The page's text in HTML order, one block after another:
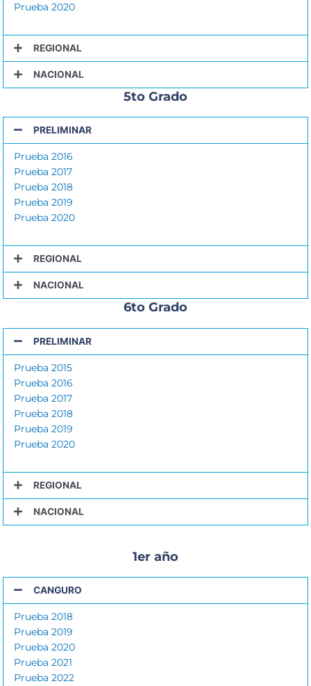
Prueba 2020
REGIONAL
NACIONAL
5to Grado
PRELIMINAR
Prueba 2016
Prueba 2017
Prueba 2018
Prueba 2019
Prueba 2020
REGIONAL
NACIONAL
6to Grado
PRELIMINAR
Prueba 2015
Prueba 2016
Prueba 2017
Prueba 2018
Prueba 2019
Prueba 2020
REGIONAL
NACIONAL
1er año
CANGURO
Prueba 2018
Prueba 2019
Prueba 2020
Prueba 2021
Prueba 2022